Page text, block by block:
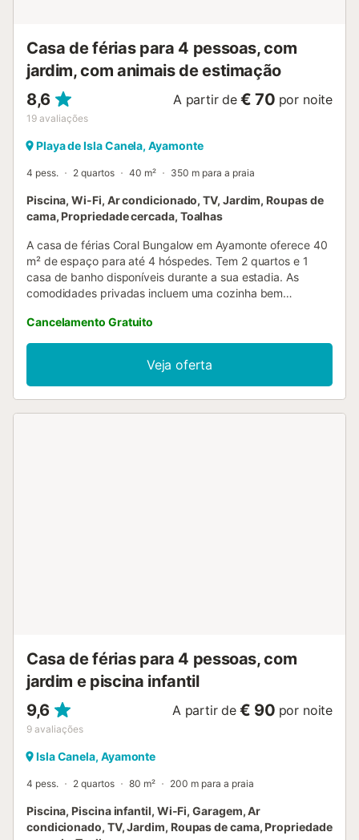
Casa de férias para 4 pessoas, com
jardim, com animais de estimação
8,6
19 avaliações
A partir de € 70 por noite
Playa de Isla Canela, Ayamonte
4 pess. 2 quartos 40 m² 350 m para a praia
Piscina, Wi-Fi, Ar condicionado, TV, Jardim, Roupas de
cama, Propriedade cercada, Toalhas
A casa de férias Coral Bungalow em Ayamonte oferece 40
m² de espaço para até 4 hóspedes. Tem 2 quartos e 1
casa de banho disponíveis durante a sua estadia. As
comodidades privadas incluem uma cozinha bem
adequado para videochamadas e uma televisão para o
seu entretenimento e conveniência. Temos o prazer de lhe
dar as boas-vindas à nossa casa de férias e agradecemos
por nos considerar como a sua segunda casa. Dê uma
vista de olhos mais atenta às comodidades listadas e
Cancelamento Gratuito
Veja oferta
Casa de férias para 4 pessoas, com
jardim e piscina infantil
9,6
9 avaliações
A partir de € 90 por noite
Isla Canela, Ayamonte
4 pess. 2 quartos 80 m² 200 m para a praia
Piscina, Piscina infantil, Wi-Fi, Garagem, Ar
condicionado, TV, Jardim, Roupas de cama, Propriedade